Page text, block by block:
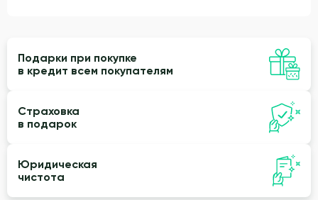
Подарки при покупке
в кредит всем покупателям
Страховка
в подарок
Юридическая
чистота